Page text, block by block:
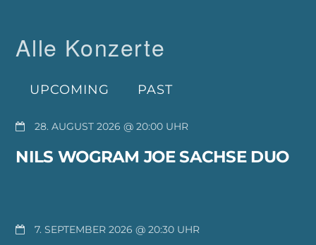
Alle Konzerte
UPCOMING PAST
28. AUGUST 2026 @ 20:00
NILS WOGRAM JOE SACHSE DUO
7. SEPTEMBER 2026 @ 20:30